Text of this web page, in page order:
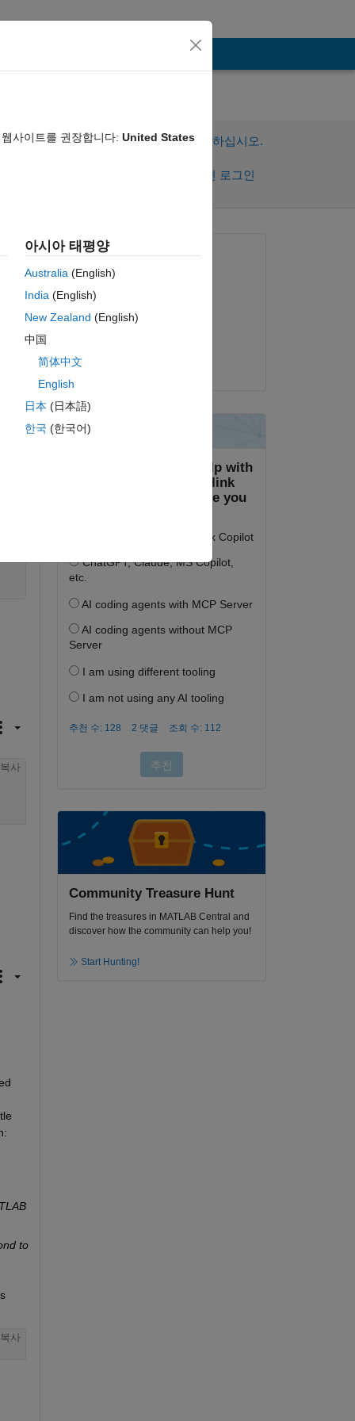
이 질문에 답변하려면 로그인하십시오.
활동을 팔로우하려면 로그인
복사
to
복사
질문:
Jonathan
2024년 9월 10일
댓글:
2024년 9월 11일
Community Treasure Hunt
Find the treasures in MATLAB Central and
discover how the community can help you!
Start Hunting!
사이트를 권장합니다: United States
아시아 태평양
Australia(English)
India(English)
New Zealand (English)
中国
简体中文
English
日本 (日本語)
한국 (한국어)